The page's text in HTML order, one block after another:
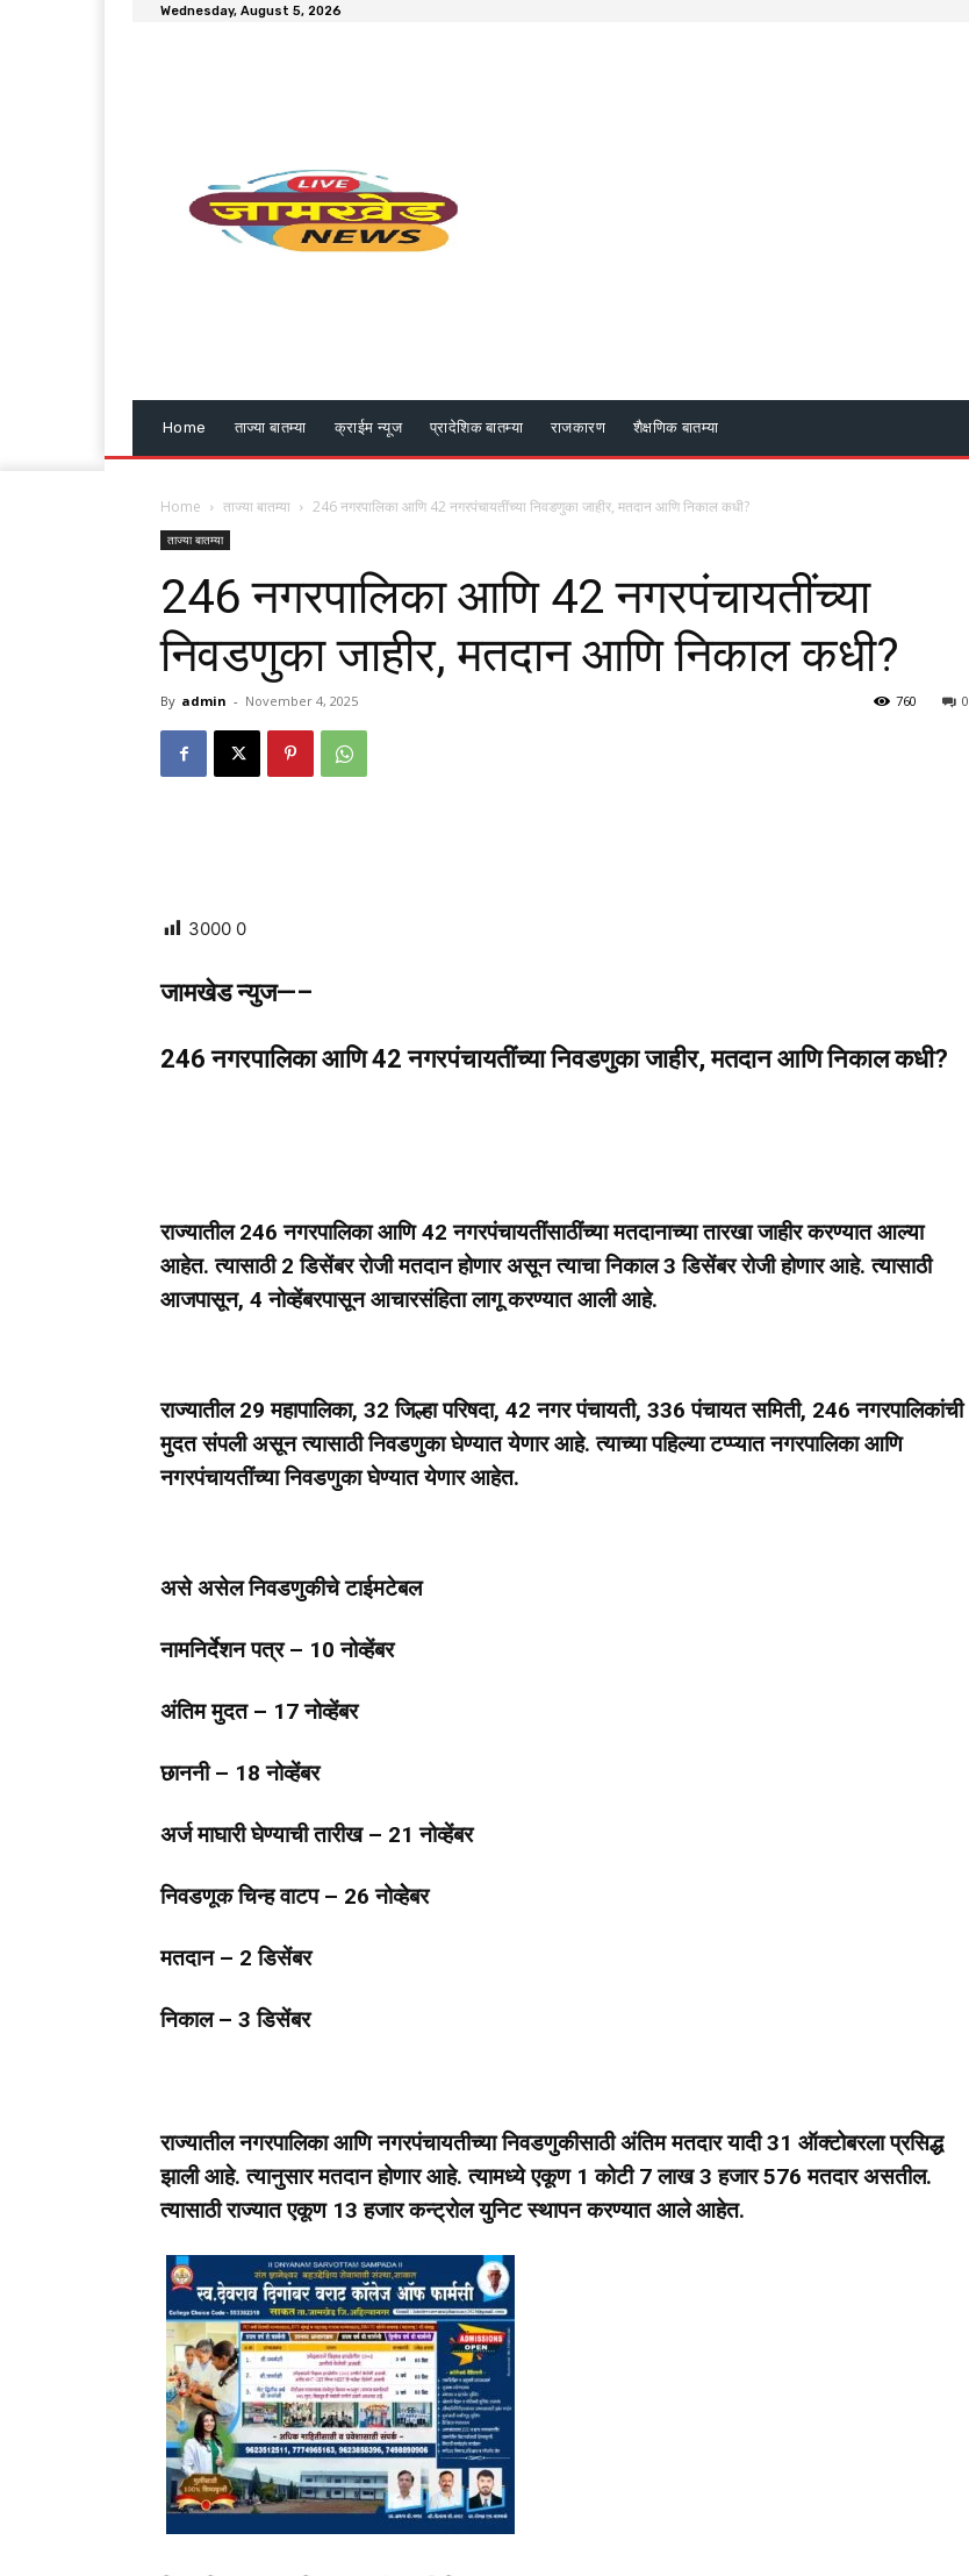
Wednesday, August 5, 2026
Home ताज्या बातम्या क्राईम न्यूज प्रादेशिक बातम्या राजकारण शैक्षणिक बातम्या
Home ताज्या बातम्या 246 नगरपालिका आणि 42 नगरपंचायतींच्या निवडणुका जाहीर, मतदान आणि निकाल कधी?
ताज्या बातम्या
246 नगरपालिका आणि 42 नगरपंचायतींच्या
निवडणुका जाहीर, मतदान आणि निकाल कधी?
By admin - November 4, 2025 0
760
3000 0
जामखेड न्युज—–
246 नगरपालिका आणि 42 नगरपंचायतींच्या निवडणुका जाहीर, मतदान आणि निकाल कधी?
राज्यातील 246 नगरपालिका आणि 42 नगरपंचायतींसाठींच्या मतदानाच्या तारखा जाहीर करण्यात आल्या
आहेत. त्यासाठी 2 डिसेंबर रोजी मतदान होणार असून त्याचा निकाल 3 डिसेंबर रोजी होणार आहे. त्यासाठी
आजपासून, 4 नोव्हेंबरपासून आचारसंहिता लागू करण्यात आली आहे.
राज्यातील 29 महापालिका, 32 जिल्हा परिषदा, 42 नगर पंचायती, 336 पंचायत समिती, 246 नगरपालिकांची
मुदत संपली असून त्यासाठी निवडणुका घेण्यात येणार आहे. त्याच्या पहिल्या टप्प्यात नगरपालिका आणि
नगरपंचायतींच्या निवडणुका घेण्यात येणार आहेत.
असे असेल निवडणुकीचे टाईमटेबल
नामनिर्देशन पत्र – 10 नोव्हेंबर
अंतिम मुदत – 17 नोव्हेंबर
छाननी – 18 नोव्हेंबर
अर्ज माघारी घेण्याची तारीख – 21 नोव्हेंबर
निवडणूक चिन्ह वाटप – 26 नोव्हेेबर
मतदान – 2 डिसेंबर
निकाल – 3 डिसेंबर
राज्यातील नगरपालिका आणि नगरपंचायतीच्या निवडणुकीसाठी अंतिम मतदार यादी 31 ऑक्टोबरला प्रसिद्ध
झाली आहे. त्यानुसार मतदान होणार आहे. त्यामध्ये एकूण 1 कोटी 7 लाख 3 हजार 576 मतदार असतील.
त्यासाठी राज्यात एकूण 13 हजार कन्ट्रोल युनिट स्थापन करण्यात आले आहेत.